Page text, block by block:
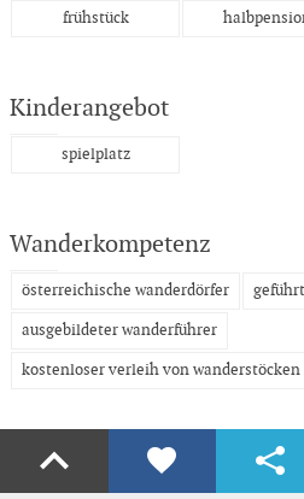
frühstück
Kinderangebot
spielplatz
Wanderkompetenz
österreichische wanderdörfer
ausgebildeter wanderführer
kostenloser verleih von wanderstöcken
Liken
Teilen
Abonnieren